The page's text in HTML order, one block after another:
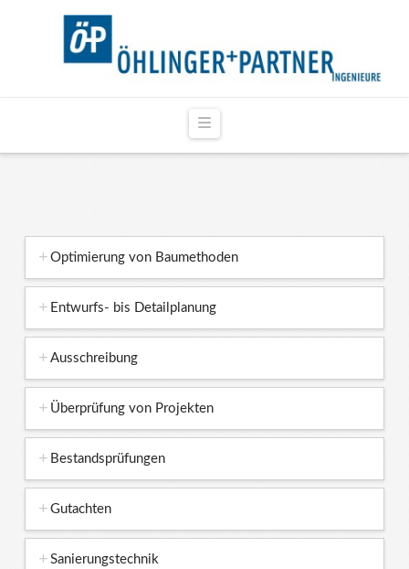
Navigation
Optimierung von Baumethoden
Entwurfs- bis Detailplanung
Ausschreibung
Überprüfung von Projekten
Bestandsprüfungen
Gutachten
Sanierungstechnik